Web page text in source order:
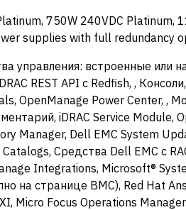
750W 240VDC Platinum,
supplies with full redundancy
управления: встроенные или
REST API с Redfish, ,
OpenManage Power Center, ,
iDRAC Service Module,
Manager, Dell EMC System
Средства Dell EMC с
Integrations, Microsoft®
на странице BMC), Red Hat
Micro Focus Operations